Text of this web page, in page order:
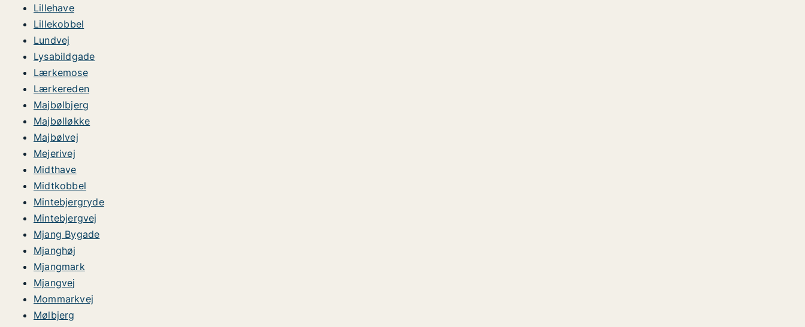
Lillehave
Lillekobbel
Lundvej
Lysabildgade
Lærkemose
Lærkereden
Majbølbjerg
Majbølløkke
Majbølvej
Mejerivej
Midthave
Midtkobbel
Mintebjergryde
Mintebjergvej
Mjang Bygade
Mjanghøj
Mjangmark
Mjangvej
Mommarkvej
Mølbjerg